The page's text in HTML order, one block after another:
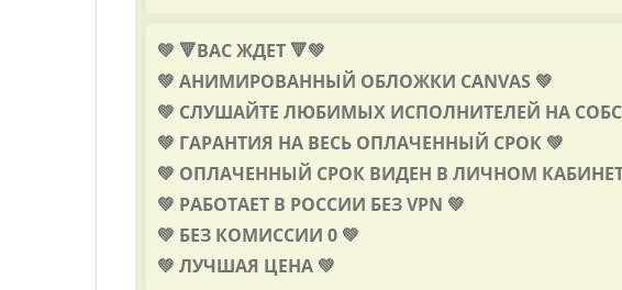
💚 🔻ВАС ЖДЕТ 🔻💚
💚 АНИМИРОВАННЫЙ ОБЛОЖКИ CANVAS 💚
💚 СЛУШАЙТЕ ЛЮБИМЫХ ИСПОЛНИТЕЛЕЙ НА
💚 ГАРАНТИЯ НА ВЕСЬ ОПЛАЧЕННЫЙ СРОК 💚
💚 ОПЛАЧЕННЫЙ СРОК ВИДЕН В ЛИЧНОМ
💚 РАБОТАЕТ В РОССИИ БЕЗ VPN 💚
💚 БЕЗ КОМИССИИ 0 💚
💚 ЛУЧШАЯ ЦЕНА 💚